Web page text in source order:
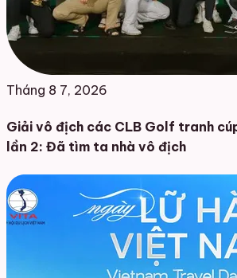
Tháng 8 7, 2026
Giải vô địch các CLB Golf tranh
lần 2: Đã tìm ta nhà vô địch